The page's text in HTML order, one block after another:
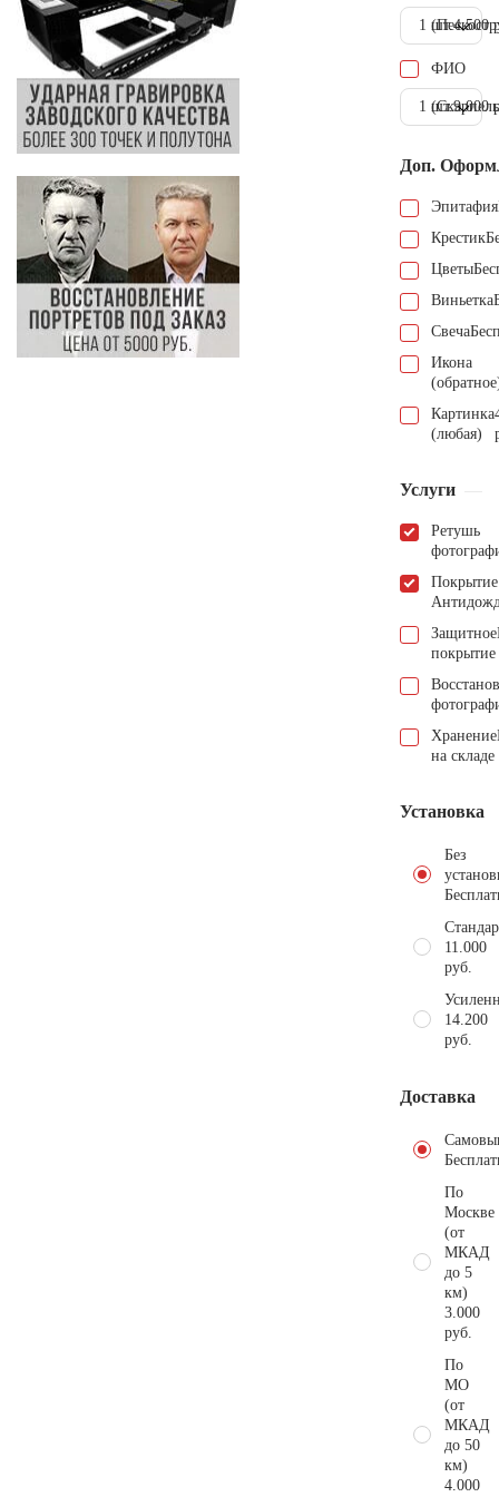
1 шт.4.500
ФИО
1 шт.9.000
Доп.
Эпитафия
Крестик
Цветы
Виньетка
Свеча
Икона
Картинка
(любая)
Услуги
Ретушь
Покрытие
Защитное
покрытие
Хранение
на складе
Установка
Без
11.000
руб.
14.200
руб.
Доставка
По
Москве
(от
МКАД
до 5
км)
3.000
руб.
По
МО
(от
МКАД
до 50
км)
4.000